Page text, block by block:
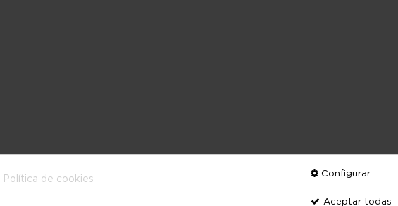
Política de cookies
Configurar
Aceptar todas